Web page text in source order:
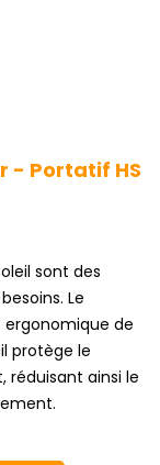
- Portatif HS
sont des
Le
de
protège le
réduisant ainsi le